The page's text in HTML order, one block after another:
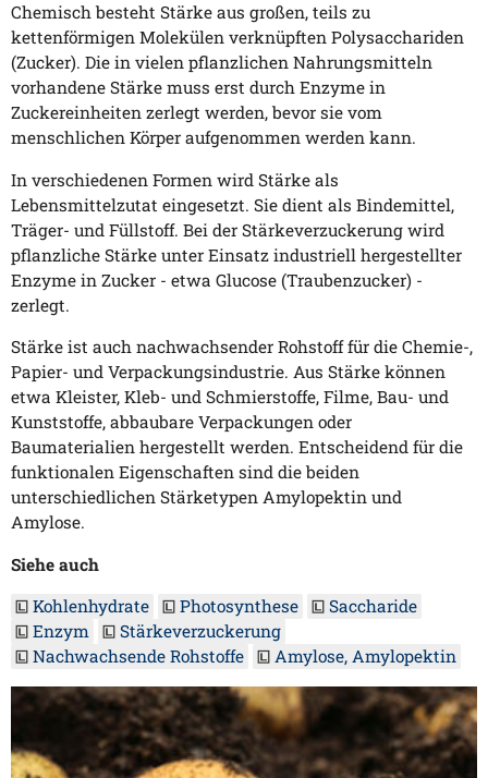
Chemisch besteht Stärke aus großen, teils zu
kettenförmigen Molekülen verknüpften Polysacchariden
(Zucker). Die in vielen pflanzlichen Nahrungsmitteln
vorhandene Stärke muss erst durch Enzyme in
Zuckereinheiten zerlegt werden, bevor sie vom
menschlichen Körper aufgenommen werden kann.
In verschiedenen Formen wird Stärke als
Lebensmittelzutat eingesetzt. Sie dient als Bindemittel,
Träger- und Füllstoff. Bei der Stärkeverzuckerung wird
pflanzliche Stärke unter Einsatz industriell hergestellter
Enzyme in Zucker - etwa Glucose (Traubenzucker) -
zerlegt.
Stärke ist auch nachwachsender Rohstoff für die Chemie-,
Papier- und Verpackungsindustrie. Aus Stärke können
etwa Kleister, Kleb- und Schmierstoffe, Filme, Bau- und
Kunststoffe, abbaubare Verpackungen oder
Baumaterialien hergestellt werden. Entscheidend für die
funktionalen Eigenschaften sind die beiden
unterschiedlichen Stärketypen Amylopektin und
Amylose.
Siehe auch
Kohlenhydrate
Photosynthese
Saccharide
Enzym
Stärkeverzuckerung
Nachwachsende Rohstoffe
Amylose, Amylopektin